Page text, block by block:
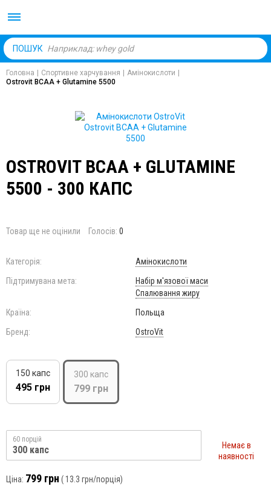
ПОШУК
Головна Спортивне харчування Амінокислоти
Ostrovit BCAA + Glutamine 5500
OSTROVIT BCAA + GLUTAMINE
5500 - 300 КАПС
Товар ще не оцінили Голосів: 0
Категорія:
Амінокислоти
Підтримувана мета:
Набір м'язової маси
Спалювання жиру
Країна:
Польща
Бренд:
OstroVit
150 капс
495 грн
300 капс
799 грн
60 порцій
300 капс
Немає в
наявності
Ціна: 799 грн ( 13.3 грн/порція)